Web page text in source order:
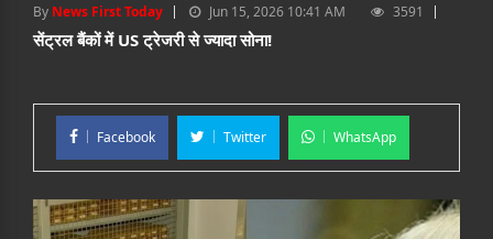
By News First Today Jun 15, 2026 10:41 AM 3591
सेंट्रल बैंकों में US ट्रेजरी से ज्यादा सोना!
Facebook Twitter WhatsApp